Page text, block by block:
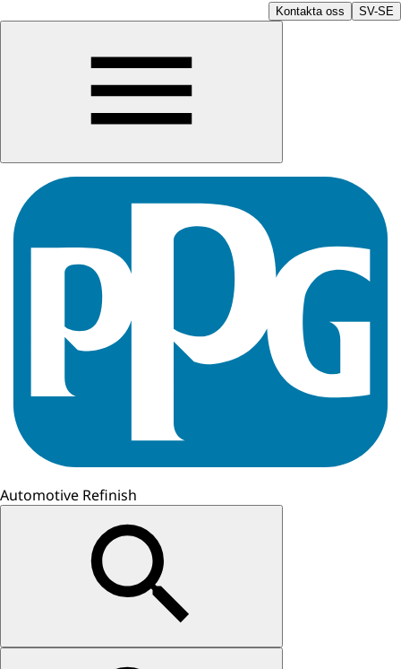
Kontakta oss SV-SE
Automotive Refinish